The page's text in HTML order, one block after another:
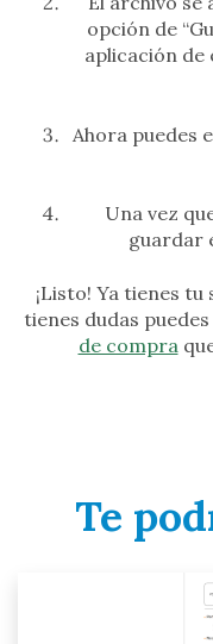
opción de
aplicación de
Ahora puedes
Una vez
guardar
¡Listo! Ya tienes tu
tienes dudas
de compra
Te